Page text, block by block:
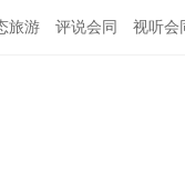
旅游 评说会同 视听会